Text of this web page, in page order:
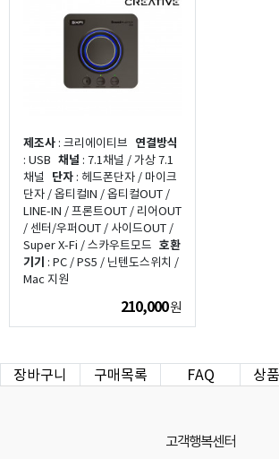
제조사 : 크리에이티브 연결방식
: USB 채널 : 7.1채널 / 가상 7.1
채널
단자 : 헤드폰단자 / 마이크
단자 / 옵티컬IN / 옵티컬OUT /
LINE-IN / 프론트OUT / 리어OUT
/ 센터/우퍼OUT / 사이드OUT /
Super X-Fi / 스카우트모드 호환
기기 : PC / PS5 / 닌텐도스위치 /
Mac 지원
210,000원
장바구니 구매목록 FAQ 상
고객행복센터